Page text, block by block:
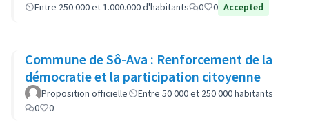
Entre 250.000 et 1.000.000 d'habitants
0 0 Accepted
Commune de Sô-Ava : Renforcement de la
démocratie et la participation citoyenne
Proposition officielle
Entre 50 000 et 250 000 habitants
0
0